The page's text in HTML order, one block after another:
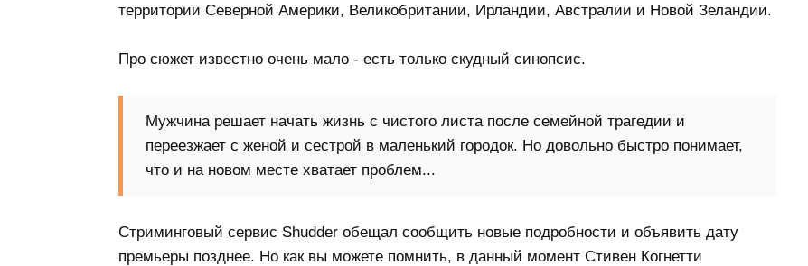
территории Северной Америки, Великобритании, Ирландии, Австралии и Новой Зеландии.
Про сюжет известно очень мало - есть только скудный синопсис.
Мужчина решает начать жизнь с чистого листа после семейной трагедии и
переезжает с женой и сестрой в маленький городок. Но довольно быстро понимает,
что и на новом месте хватает проблем...
Стриминговый сервис Shudder обещал сообщить новые подробности и объявить дату
премьеры позднее. Но как вы можете помнить, в данный момент Стивен Когнетти